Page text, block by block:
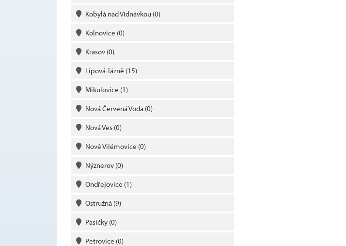
Kobylá nad Vidnávkou (0)
Kolnovice (0)
Krasov (0)
Lipová-lázně (15)
Mikulovice (1)
Nová Červená Voda (0)
Nová Ves (0)
Nové Vilémovice (0)
Nýznerov (0)
Ondřejovice (1)
Ostružná (9)
Pasičky (0)
Petrovice (0)